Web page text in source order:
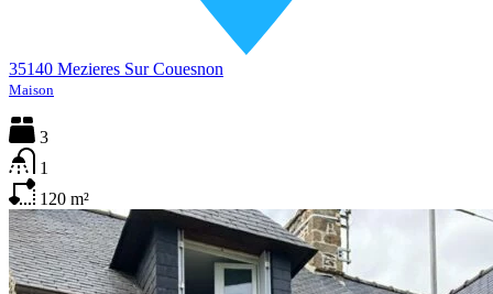
35140 Mezieres Sur Couesnon
Maison
3
1
120 m²